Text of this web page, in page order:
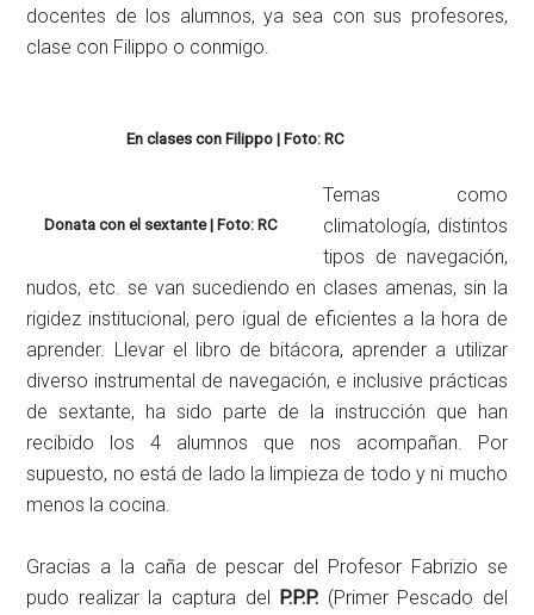
docentes de los alumnos, ya sea con sus profesores,
clase con Filippo o conmigo.
En clases con Filippo | Foto: RC
Donata con el sextante | Foto: RC
Temas como
climatología, distintos
tipos de navegación,
nudos, etc. se van sucediendo en clases amenas, sin la
rigidez institucional, pero igual de eficientes a la hora de
aprender. Llevar el libro de bitácora, aprender a utilizar
diverso instrumental de navegación, e inclusive prácticas
de sextante, ha sido parte de la instrucción que han
recibido los 4 alumnos que nos acompañan. Por
supuesto, no está de lado la limpieza de todo y ni mucho
menos la cocina.
Gracias a la caña de pescar del Profesor Fabrizio se
pudo realizar la captura del P.P.P. (Primer Pescado del